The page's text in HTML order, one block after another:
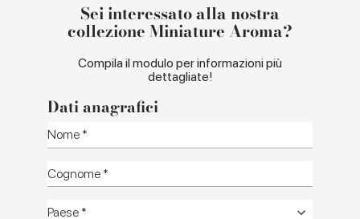
Sei interessato alla nostra
collezione Miniature Aroma?
Compila il modulo per informazioni più
dettagliate!
Dati anagrafici